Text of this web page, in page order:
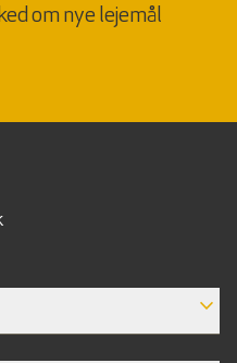
om nye lejemål
EXPAND_MORE